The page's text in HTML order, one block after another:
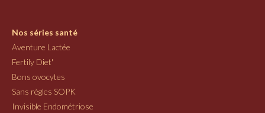
Nos séries santé
Aventure Lactée
Fertily Diet'
Bons ovocytes
Sans règles SOPK
Invisible Endométriose